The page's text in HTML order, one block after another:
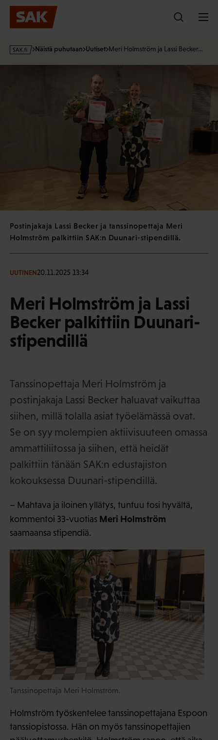
Hyppää
sisältöön
s
Näistä puhutaan Uutiset Meri Holmström ja Lassi Becker…
Postinjakaja Lassi Becker ja tanssinopettaja Meri
Holmström palkittiin SAK:n Duunari-stipendillä.
UUTINEN20.11.2025 13:34
Meri Holmström ja Lassi
Becker palkittiin Duunari-
stipendillä
Tanssinopettaja Meri Holmström ja
postinjakaja Lassi Becker haluavat vaikuttaa
siihen, millä tolalla asiat työelämässä ovat.
Se on syy molempien aktiivisuuteen omassa
ammattiliitossa ja siihen, että heidät
palkittiin tänään SAK:n edustajiston
kokouksessa Duunari-stipendillä.
– Mahtava ja iloinen yllätys, tuntuu tosi hyvältä,
kommentoi 33-vuotias Meri Holmström
saamaansa stipendiä.
Tanssinopettaja Meri Holmström.
Holmström työskentelee tanssinopettajana Espoon
tanssiopistossa. Hän on myös tanssinopettajien